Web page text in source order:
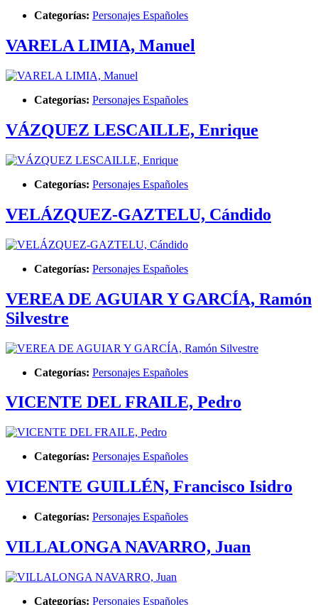
Categorías: Personajes Españoles
VARELA LIMIA, Manuel
Categorías: Personajes Españoles
VÁZQUEZ LESCAILLE, Enrique
Categorías: Personajes Españoles
VELÁZQUEZ-GAZTELU, Cándido
Categorías: Personajes Españoles
VEREA DE AGUIAR Y GARCÍA, Ramón
Silvestre
Categorías: Personajes Españoles
VICENTE DEL FRAILE, Pedro
Categorías: Personajes Españoles
VICENTE GUILLÉN, Francisco Isidro
Categorías: Personajes Españoles
VILLALONGA NAVARRO, Juan
Categorías: Personajes Españoles